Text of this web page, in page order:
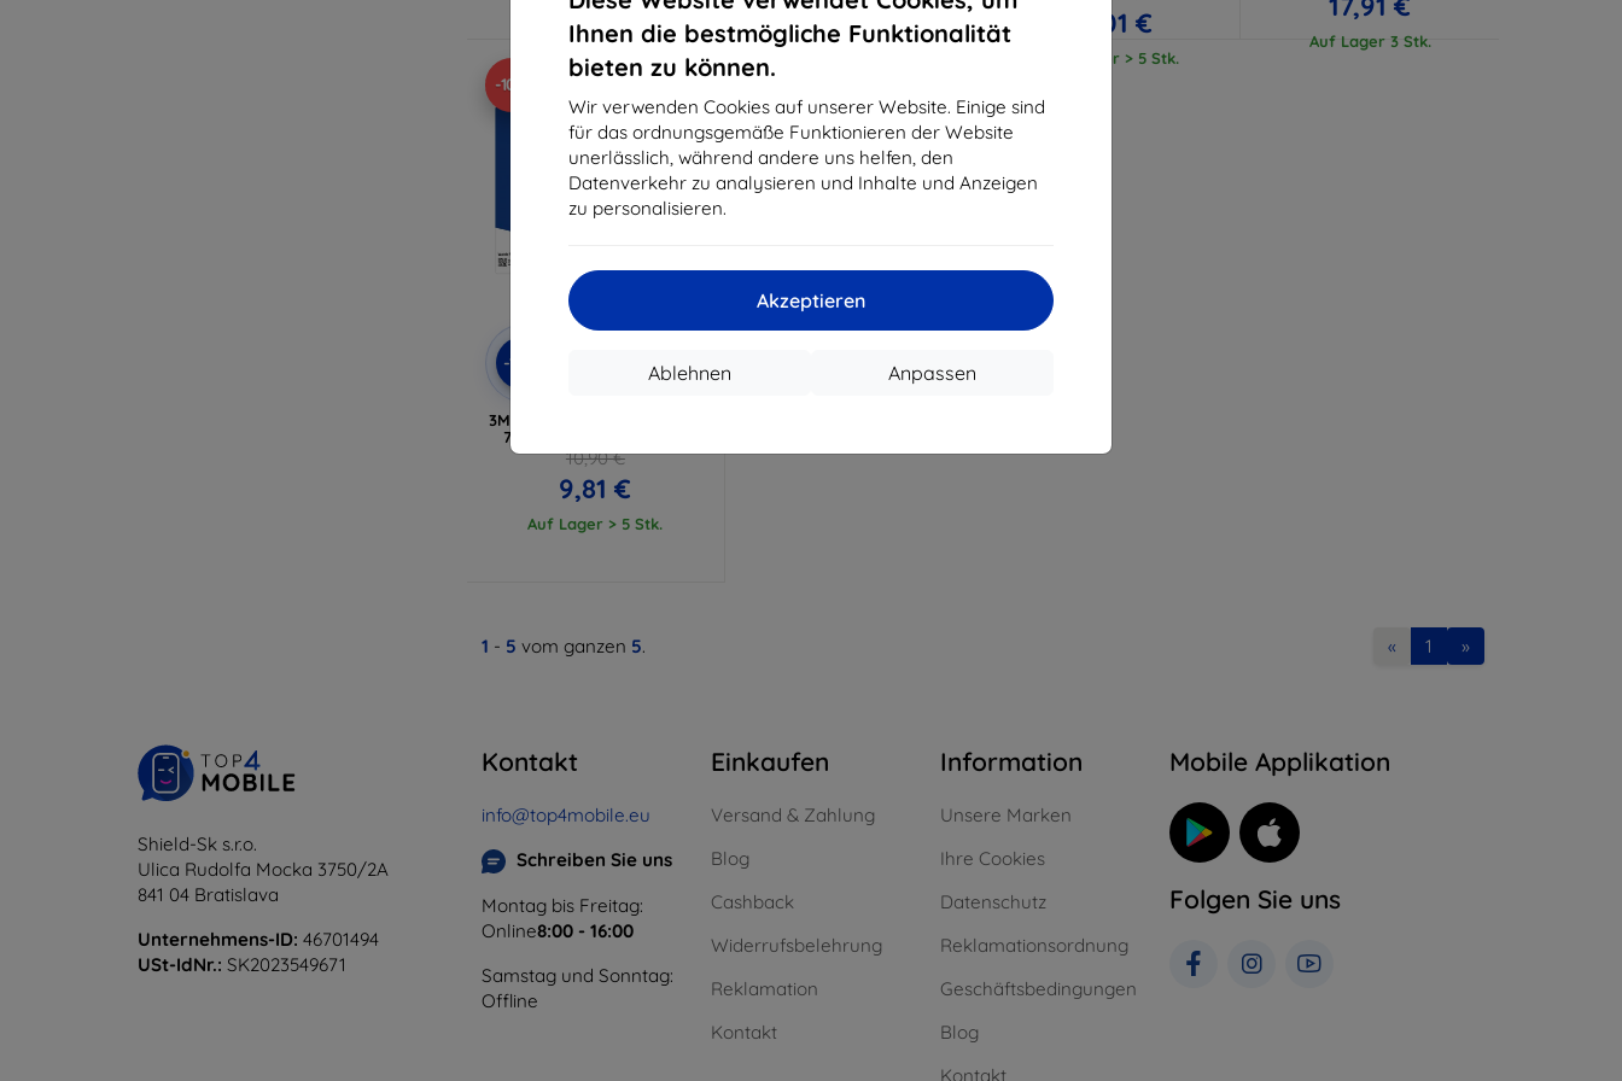
Ihnen die bestmögliche Funktionalität
bieten zu können.
Wir verwenden Cookies auf unserer Website. Einige sind
für das ordnungsgemäße Funktionieren der Website
unerlässlich, während andere uns helfen, den
Datenverkehr zu analysieren und Inhalte und Anzeigen
zu personalisieren.
Akzeptieren
Anpassen
Ablehnen
Auf Lager > 5 Stk. Auf Lager > 5 Stk.
17,01 €
Auf Lager > 5 Stk.
Auf Lager 3 Stk.
-10%
-10% EXTRA10
3MK Folia ARC Huawei Band
7 Fullscreen Schutzfolie
10,90 €
9,81 €
Auf Lager > 5 Stk.
1 - 5 vom ganzen 5. « 1 »
Shield-Sk s.r.o.
Ulica Rudolfa Mocka 3750/2A
841 04 Bratislava
Unternehmens-ID: 46701494
USt-IdNr.: SK2023549671
Kontakt
info@top4mobile.eu
Schreiben Sie uns
Montag bis Freitag:
Online8:00 - 16:00
Samstag und Sonntag:
Offline
Einkaufen
Versand & Zahlung
Blog
Cashback
Widerrufsbelehrung
Reklamation
Kontakt
Information
Unsere Marken
Ihre Cookies
Datenschutz
Reklamationsordnung
Geschäftsbedingungen
Blog
Kontakt
Mobile Applikation
Folgen Sie uns